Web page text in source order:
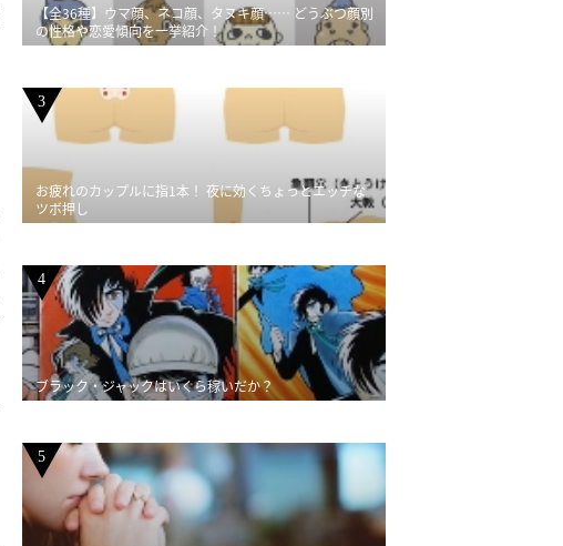
【全36種】ウマ顔、ネコ顔、タヌキ顔…… どうぶつ顔別
の性格や恋愛傾向を一挙紹介！
3
お疲れのカップルに指1本！ 夜に効くちょっとエッチな
ツボ押し
4
ブラック・ジャックはいくら稼いだか？
5